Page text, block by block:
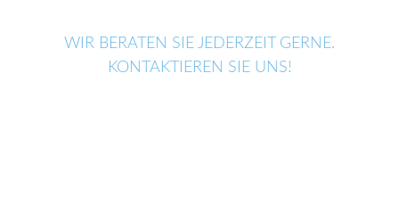
WIR BERATEN SIE JEDERZEIT GERNE.
KONTAKTIEREN SIE UNS!